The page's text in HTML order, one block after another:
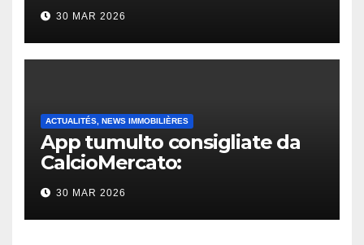
30 MAR 2026
ACTUALITÉS, NEWS IMMOBILIÈRES
App tumulto consigliate da
CalcioMercato:
considerazione di gennaio
2026
30 MAR 2026